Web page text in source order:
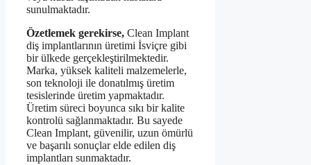
sunulmaktadır.
Özetlemek gerekirse, Clean Implant
diş implantlarının üretimi İsviçre gibi
bir ülkede gerçekleştirilmektedir.
Marka, yüksek kaliteli malzemelerle,
son teknoloji ile donatılmış üretim
tesislerinde üretim yapmaktadır.
Üretim süreci boyunca sıkı bir kalite
kontrolü sağlanmaktadır. Bu sayede
Clean Implant, güvenilir, uzun ömürlü
ve başarılı sonuçlar elde edilen diş
implantları sunmaktadır.